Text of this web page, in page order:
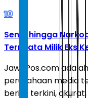
10
Senpi hingga
Ternyata Milik Eks
JawaPos.com
perusahaan media
berita terkini,